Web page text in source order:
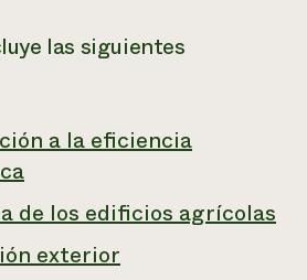
un
directa de
las siguientes
a la eficiencia
de los edificios agrícolas
exterior